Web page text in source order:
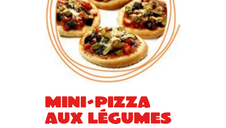
Mini-pizza
aux légumes